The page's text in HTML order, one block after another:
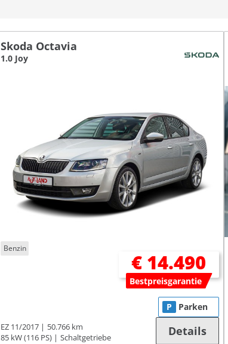
Skoda Octavia
1.0 Joy
Benzin
€ 14.490
Bestpreisgarantie
EZ 11/2017
50.766 km
85 kW (116 PS)
Schaltgetriebe
P Parken
Details